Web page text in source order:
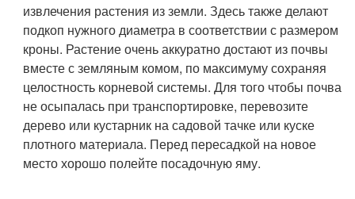
извлечения растения из земли. Здесь также делают
подкоп нужного диаметра в соответствии с размером
кроны. Растение очень аккуратно достают из почвы
вместе с земляным комом, по максимуму сохраняя
целостность корневой системы. Для того чтобы почва
не осыпалась при транспортировке, перевозите
дерево или кустарник на садовой тачке или куске
плотного материала. Перед пересадкой на новое
место хорошо полейте посадочную яму.